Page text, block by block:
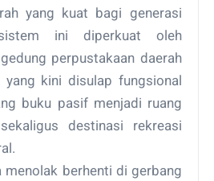
yang kuat bagi generasi
ini diperkuat oleh
perpustakaan daerah
kini disulap fungsional
buku pasif menjadi ruang
destinasi rekreasi
menolak berhenti di gerbang